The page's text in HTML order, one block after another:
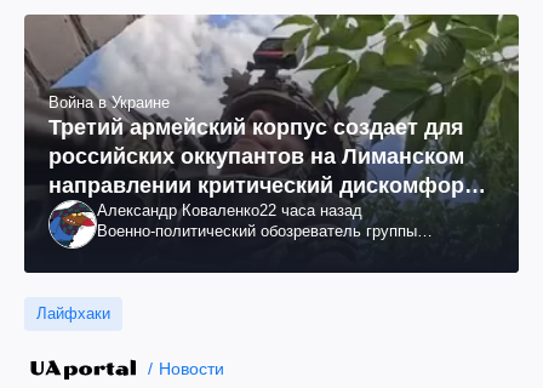
Война в Украине
Третий армейский корпус создает для
российских оккупантов на Лиманском
направлении критический дискомфорт:
как это удалось
Александр Коваленко22 часа назад
Военно-политический обозреватель группы
Лайфхаки
Новости